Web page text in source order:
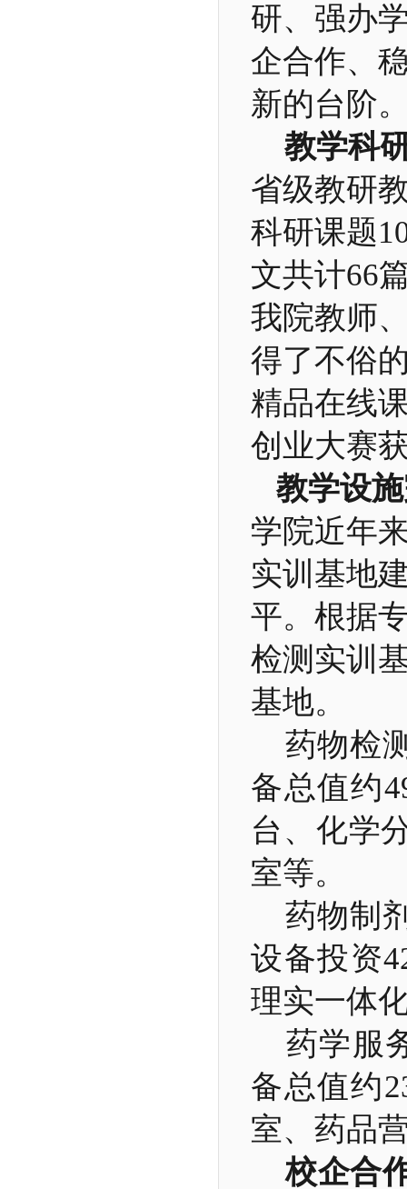
研、强办
企合作、
新的台阶
教学科
省级教研
科研课题
文共计66
我院教师
得了不俗
精品在线
创业大赛
教学设
学院近年
实训基地
平。根据
检测实训
基地。
药物检
备总值约
台、化学
室等。
药物制
设备投资
理实一体
药学服
备总值约
室、药品
校企合